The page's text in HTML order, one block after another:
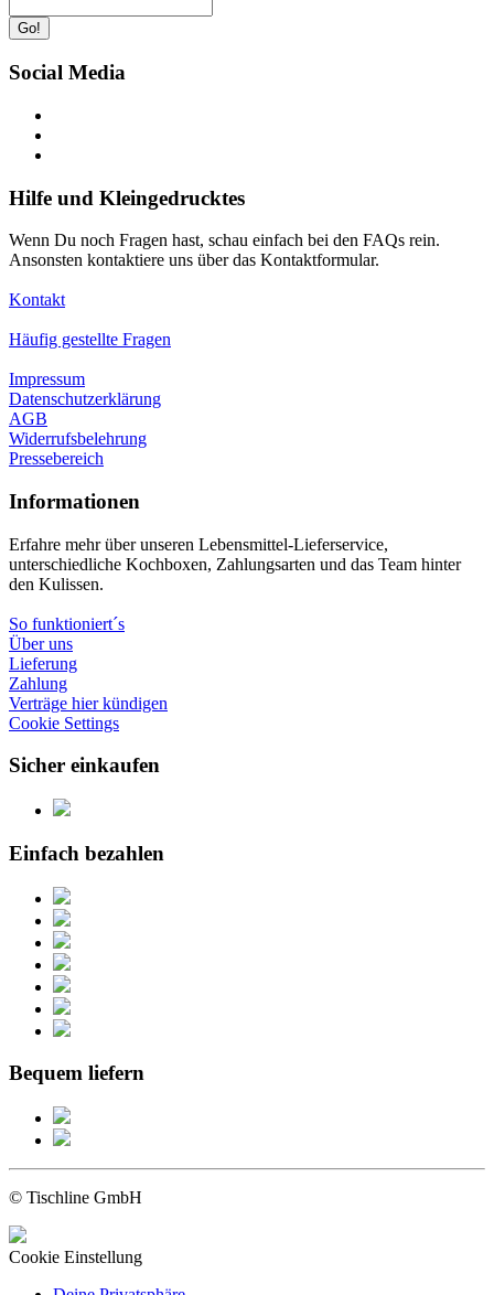
Go!
Social Media
Hilfe und Kleingedrucktes
Wenn Du noch Fragen hast, schau einfach bei den FAQs rein.
Ansonsten kontaktiere uns über das Kontaktformular.
Kontakt
Häufig gestellte Fragen
Impressum
Datenschutzerklärung
AGB
Widerrufsbelehrung
Pressebereich
Informationen
Erfahre mehr über unseren Lebensmittel-Lieferservice,
unterschiedliche Kochboxen, Zahlungsarten und das Team hinter
den Kulissen.
So funktioniert´s
Über uns
Lieferung
Zahlung
Verträge hier kündigen
Cookie Settings
Sicher einkaufen
Einfach bezahlen
Bequem liefern
© Tischline GmbH
Cookie Einstellung